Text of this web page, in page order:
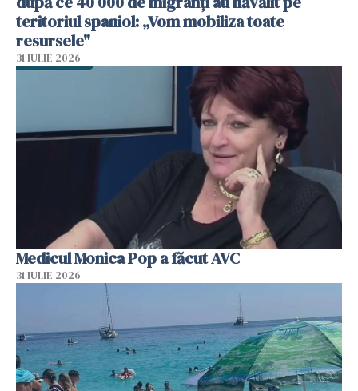
teritoriul spaniol: „Vom mobiliza toate
resursele"
31 IULIE 2026
Medicul Monica Pop a făcut AVC
31 IULIE 2026